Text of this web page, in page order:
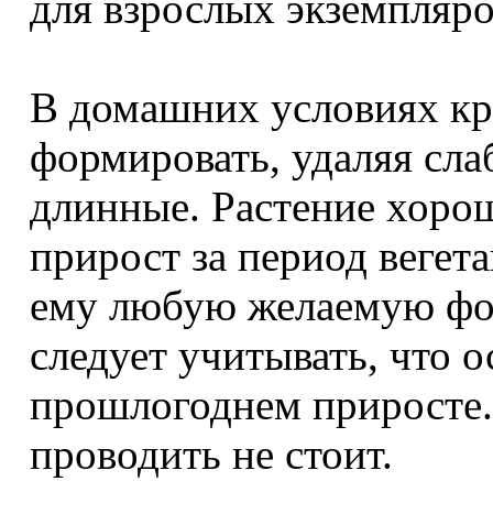
В домашних условиях
формировать, удаляя
длинные. Растение
прирост за период
ему любую желаемую
следует учитывать, что
прошлогоднем
проводить не стоит.